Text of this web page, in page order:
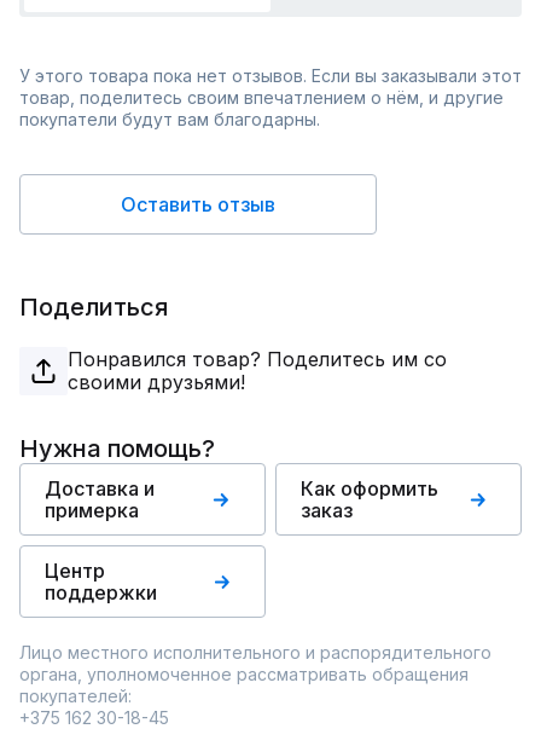
У этого товара пока нет отзывов. Если вы заказывали этот
товар, поделитесь своим впечатлением о нём, и другие
покупатели будут вам благодарны.
Оставить отзыв
Поделиться
Понравился товар? Поделитесь им со
своими друзьями!
Нужна помощь?
Доставка и
примерка
Как оформить
заказ
Центр
поддержки
Лицо местного исполнительного и распорядительного
органа, уполномоченное рассматривать обращения
покупателей:
+375 162 30-18-45